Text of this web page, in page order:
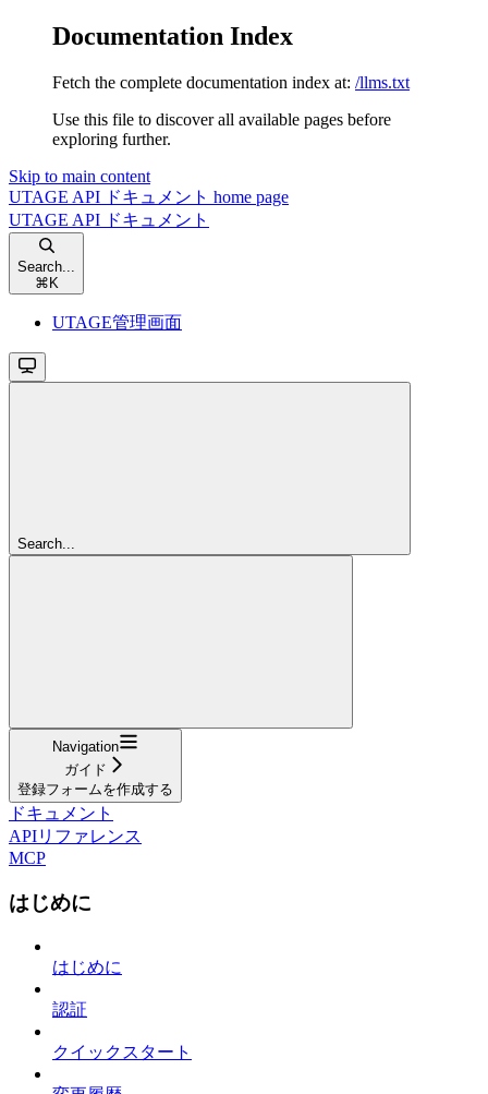
Documentation Index
Fetch the complete documentation index at: /llms.txt
Use this file to discover all available pages before
exploring further.
Skip to main content
UTAGE API ドキュメント home page
UTAGE API ドキュメント
Search...
⌘ K
UTAGE管理画面
Search...
Navigation
ガイド
登録フォームを作成する
ドキュメント
APIリファレンス
MCP
はじめに
はじめに
認証
クイックスタート